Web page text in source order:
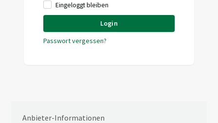
Eingeloggt bleiben
Login
Passwort vergessen?
Anbieter-Informationen